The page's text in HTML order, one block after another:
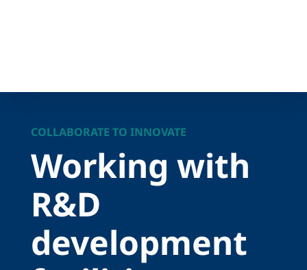
COLLABORATE TO INNOVATE
Working with
R&D
development